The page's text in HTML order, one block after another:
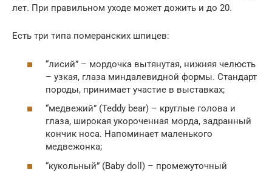
лет. При правильном уходе может дожить и до 20.
Есть три типа померанских шпицев:
“лисий” – мордочка вытянутая, нижняя челюсть
– узкая, глаза миндалевидной формы. Стандарт
породы, принимает участие в выставках;
“медвежий” (Teddy bear) – круглые голова и
глаза, широкая укороченная морда, задранный
кончик носа. Напоминает маленького
медвежонка;
“кукольный” (Baby doll) – промежуточный